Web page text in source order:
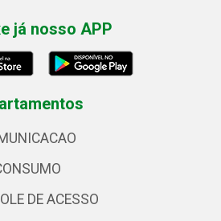
já nosso APP
DE ACESSO